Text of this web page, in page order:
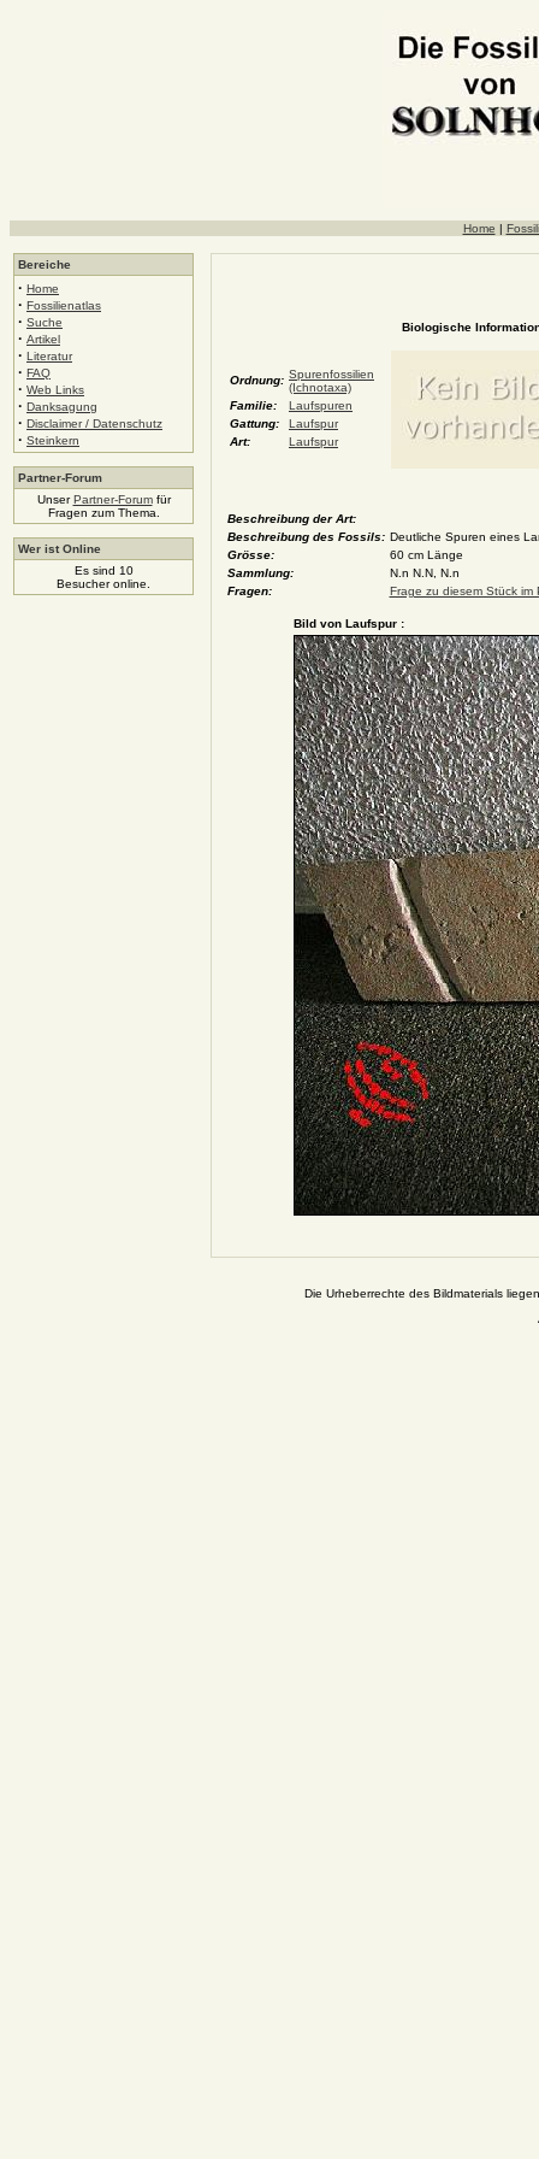
Home |
Bereiche
· Home
· Fossilienatlas
· Suche
· Artikel
· Literatur
· FAQ
· Web Links
· Danksagung
· Disclaimer / Datenschutz
· Steinkern
Partner-Forum
UnserPartner-Forumfür
Fragen zum Thema.
Wer ist Online
Es sind 10
Besucher online.
Biologische
Ordnung: Spurenfossilien
(Ichnotaxa)
Familie:
Laufspuren
Gattung:
Laufspur
Art:
Laufspur
Beschreibung der Art:
Beschreibung des Fossils: Deutliche Spuren eines
Grösse:
60 cm Länge
Sammlung:
N.n N.N, N.n
Fragen:
Frage zu diesem Stück im
Bild von Laufspur :
Die Urheberrechte des Bildmaterials